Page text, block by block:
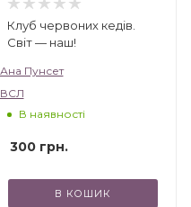
Клуб червоних кедів.
Світ — наш!
Ана Пунсет
ВСЛ
В наявності
300грн.
В КОШИК